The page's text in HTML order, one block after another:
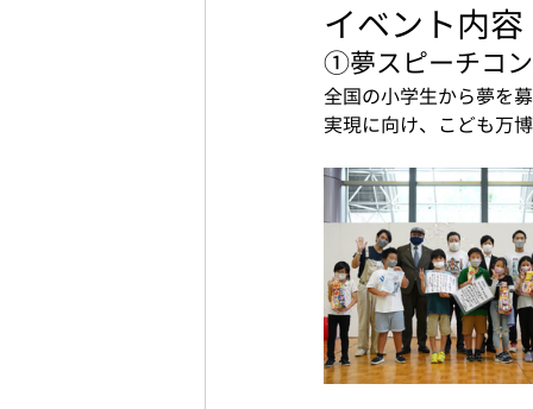
イベント内容
①夢スピーチコ
全国の小学生から夢を
実現に向け、こども万